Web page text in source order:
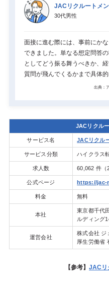
JACリクルートメ
30代男性
面接に進む際には、事前にか
できました。単なる想定問答
としてどう振る舞うべきか、
質問が飛んでくるかまで具体
出典：
JACリクル
サービス名 JACリクル
サービス分類 ハイクラス
求人数 60,062 件（
公式ページ https://jac-
料金 無料
本社
東京都千代
ルディング
運営会社
株式会社 ジ
厚生労働省
【参考】JACリ